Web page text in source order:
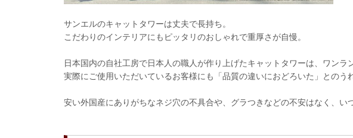
サンエルのキャットタワーは丈夫で長持ち。
こだわりのインテリアにもピッタリのおしゃれで重厚さが自慢。
日本国内の自社工房で日本人の職人が作り上げたキャットタワーは、ワンラ
実際にご使用いただいているお客様にも「品質の違いにおどろいた」とのう
安い外国産にありがちなネジ穴の不具合や、グラつきなどの不安はなく、